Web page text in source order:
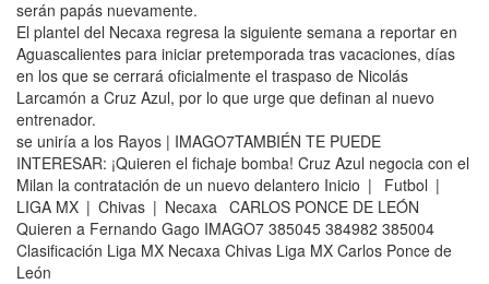
serán papás nuevamente.
El plantel del Necaxa regresa la siguiente semana a reportar en
Aguascalientes para iniciar pretemporada tras vacaciones, días
en los que se cerrará oficialmente el traspaso de Nicolás
Larcamón a Cruz Azul, por lo que urge que definan al nuevo
entrenador.
se uniría a los Rayos | IMAGO7TAMBIÉN TE PUEDE
INTERESAR: ¡Quieren el fichaje bomba! Cruz Azul negocia con el
Milan la contratación de un nuevo delantero Inicio | Futbol |
LIGA MX | Chivas | Necaxa CARLOS PONCE DE LEÓN
Quieren a Fernando Gago IMAGO7 385045 384982 385004
Clasificación Liga MX Necaxa Chivas Liga MX Carlos Ponce de
León